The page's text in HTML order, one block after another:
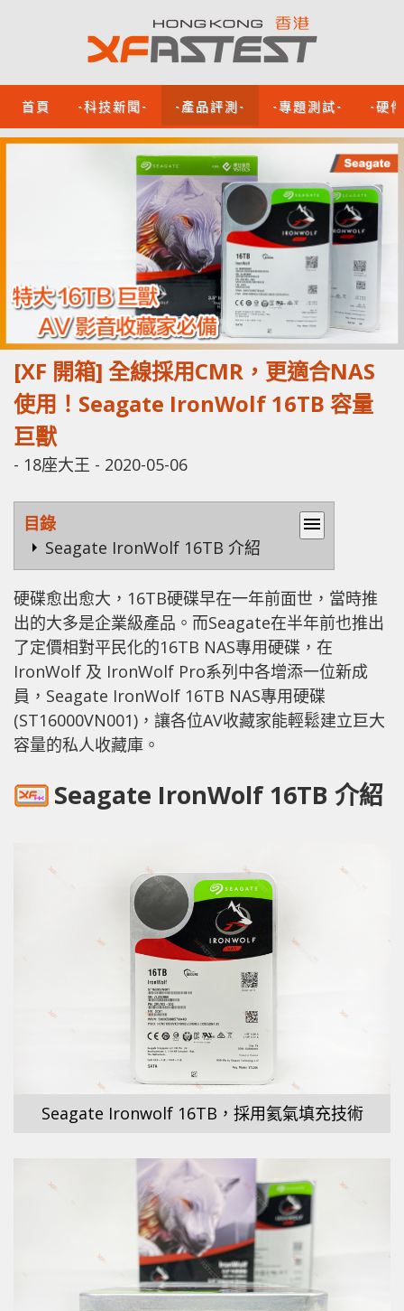
首頁 -科技新聞- -產品評測- -專題測試- -硬
[XF 開箱] 全線採用CMR，更適合NAS
使用！Seagate IronWolf 16TB 容量
巨獸
- 18座大王 - 2020-05-06
目錄
menu
Seagate IronWolf 16TB 介紹
硬碟愈出愈大，16TB硬碟早在一年前面世，當時推
出的大多是企業級產品。而Seagate在半年前也推出
了定價相對平民化的16TB NAS專用硬碟，在
IronWolf 及 IronWolf Pro系列中各增添一位新成
員，Seagate IronWolf 16TB NAS專用硬碟
(ST16000VN001)，讓各位AV收藏家能輕鬆建立巨大
容量的私人收藏庫。
Seagate IronWolf 16TB 介紹
Seagate Ironwolf 16TB，採用氦氣填充技術